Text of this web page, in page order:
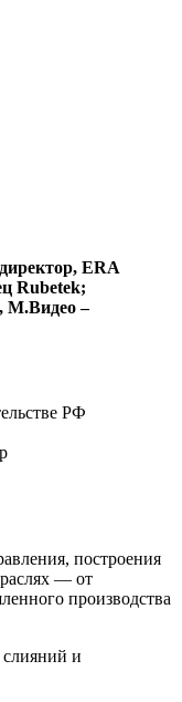
ERA
Rubetek;
М.Видео –
РФ
построения
— от
производства
слияний и